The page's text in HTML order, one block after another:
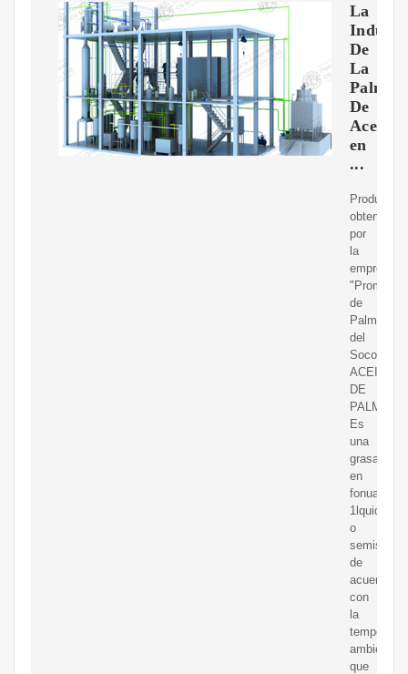
La
De
La
Palma
De
Aceite
en
...
Productos
obtenidos
por
la
empresa
"Promotora
de
Palma
del
ACEITE
DE
PALMA
Es
una
grasa
en
fonua
1lquida
o
de
acuerdo
con
la
ambiente,
que